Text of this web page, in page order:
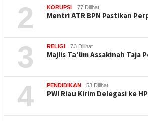
2 KORUPSI 77 Dilihat
Mentri ATR BPN Pastikan
3 RELIGI 73 Dilihat
Majlis Ta’lim Assakinah Taja
4 PENDIDIKAN 53 Dilihat
PWI Riau Kirim Delegasi ke